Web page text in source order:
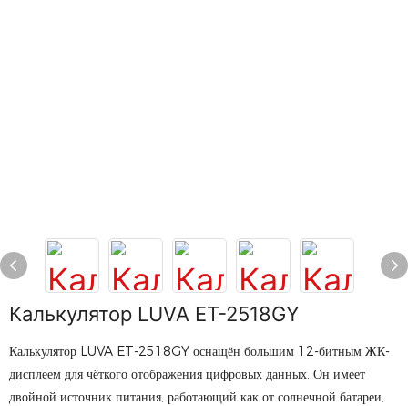
Калькулятор LUVA ET-2518GY
Калькулятор LUVA ET-2518GY оснащён большим 12-битным ЖК-
дисплеем для чёткого отображения цифровых данных. Он имеет
двойной источник питания, работающий как от солнечной батареи,